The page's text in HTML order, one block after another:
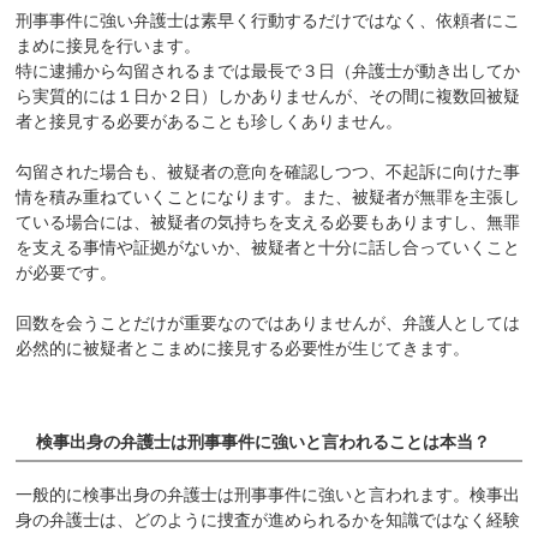
刑事事件に強い弁護士は素早く行動するだけではなく、依頼者にこ
まめに接見を行います。
特に逮捕から勾留されるまでは最長で３日（弁護士が動き出してか
ら実質的には１日か２日）しかありませんが、その間に複数回被疑
者と接見する必要があることも珍しくありません。
勾留された場合も、被疑者の意向を確認しつつ、不起訴に向けた事
情を積み重ねていくことになります。また、被疑者が無罪を主張し
ている場合には、被疑者の気持ちを支える必要もありますし、無罪
を支える事情や証拠がないか、被疑者と十分に話し合っていくこと
が必要です。
回数を会うことだけが重要なのではありませんが、弁護人としては
必然的に被疑者とこまめに接見する必要性が生じてきます。
検事出身の弁護士は刑事事件に強いと言われることは本当？
一般的に検事出身の弁護士は刑事事件に強いと言われます。検事出
身の弁護士は、どのように捜査が進められるかを知識ではなく経験